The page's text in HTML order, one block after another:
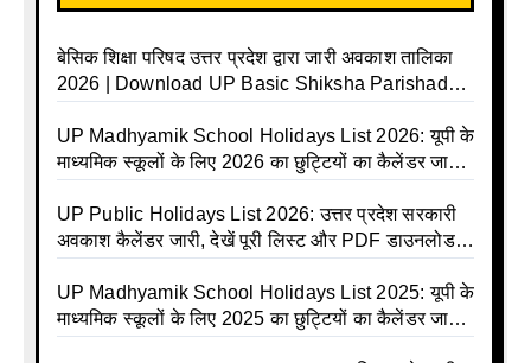
बेसिक शिक्षा परिषद उत्तर प्रदेश द्वारा जारी अवकाश तालिका
2026 | Download UP Basic Shiksha Parishad
Basic School Avkash Talika UP 2026 | UP Basic
Shiksha Parishad Avkash Talika 2026 | UP
Calendar List 2026
UP Madhyamik School Holidays List 2026: यूपी के
माध्यमिक स्कूलों के लिए 2026 का छुट्टियों का कैलेंडर जारी |
UP Madhyamik Avkash Talika 2026 | UP
Madhyamik School avkash suchi | UP
Holiday Calendar | Madhyamik School Holidays
List 2026
UP Public Holidays List 2026: उत्तर प्रदेश सरकारी
अवकाश कैलेंडर जारी, देखें पूरी लिस्ट और PDF डाउनलोड
talika | Sarkari Avkash Talika | Up Holidays List |
Holidays Calendar
UP Madhyamik School Holidays List 2025: यूपी के
माध्यमिक स्कूलों के लिए 2025 का छुट्टियों का कैलेंडर जारी |